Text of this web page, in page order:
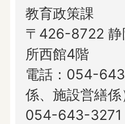
教育政策課
〒426-8722 静
所西館4階
電話：054-
係、施設営繕係
054-643-3271